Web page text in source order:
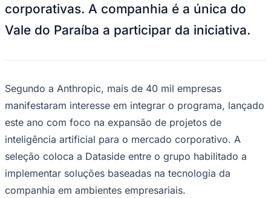
NBB
Competições de Futebol
Brasileirão Série B
Copa do Brasil
Libertadores
Sul-Americana
Copa América
Champions League
Premier League
Bundesliga
Mundial 2026
Times - Ir direto
corporativas. A companhia é a única do
Vale do Paraíba a participar da iniciativa.
Segundo a Anthropic, mais de 40 mil empresas
manifestaram interesse em integrar o programa, lançado
este ano com foco na expansão de projetos de
inteligência artificial para o mercado corporativo. A
seleção coloca a Dataside entre o grupo habilitado a
implementar soluções baseadas na tecnologia da
companhia em ambientes empresariais.